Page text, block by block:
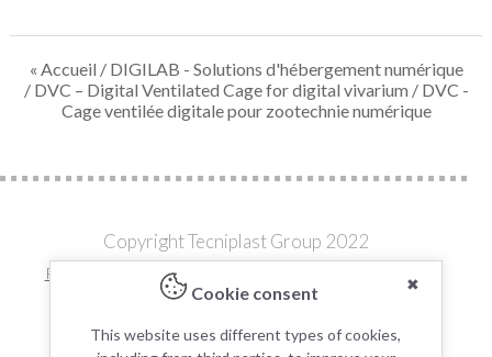
« Accueil / DIGILAB - Solutions d'hébergement numérique
/ DVC – Digital Ventilated Cage for digital vivarium / DVC -
Cage ventilée digitale pour zootechnie numérique
Copyright Tecniplast Group 2022
Privacy and Cookie Policies
C.F. e P.IVA 00211030127 | REA: 49171
✖
Cookie consent
This website uses different types of cookies,